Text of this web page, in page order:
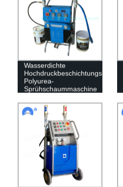
Wasserdichte
Hochdruckbeschichtungs-
Polyurea-
Sprühschaummaschine